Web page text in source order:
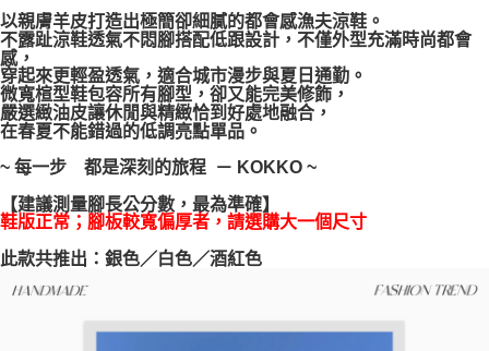
【「AFTEE先享後付」結帳流程】
１．於結帳方式選擇「AFTEE先享後付」後，將跳轉至「AFTEE先享後付」
結帳頁面，進行簡訊認證並確認金額後，即可完成結帳。
２．訂單成立數日內，您將收到繳費通知簡訊。
３．收到繳費通知簡訊後14天內，點擊此簡訊中的連結，可透過四大超商／
ATM／網路銀行／等多元方式進行付款，方視為交易完成。
※ 請注意：結帳手續完成當下不需立刻繳費，但若您需要取消訂單，請聯絡
購買商品的店家。未經商家同意取消之訂單仍視為有效，需透過AFTEE先享
後付繳納相關費用。
※ 交易是否成功請以「AFTEE先享後付 」之結帳頁面顯示為準，若有關於
客戶支援中心」https://netprotections.freshdesk.com/support/home
【注意事項】
易，需依本服務之必要範圍內提供個人資料，並將交易相關給付款項請求債
宅配通
每筆NT$100，滿NT$999(含以上)免運費
以親膚羊皮打造出極簡卻細膩的都會感漁夫涼鞋。
不露趾涼鞋透氣不悶腳搭配低跟設計，不僅外型充滿時尚都會
感，
穿起來更輕盈透氣，適合城市漫步與夏日通勤。
微寬楦型鞋包容所有腳型，卻又能完美修飾，
嚴選緻油皮讓休閒與精緻恰到好處地融合，
在春夏不能錯過的低調亮點單品。
~ 每一步 都是深刻的旅程 － KOKKO ~
【建議測量腳長公分數，最為準確】
鞋版正常；腳板較寬偏厚者，請選購大一個尺寸
此款共推出：銀色／白色／酒紅色